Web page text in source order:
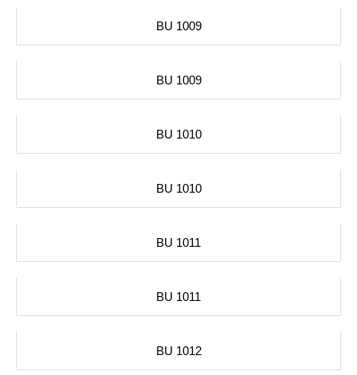
BU 1009
BU 1009
BU 1010
BU 1010
BU 1011
BU 1011
BU 1012